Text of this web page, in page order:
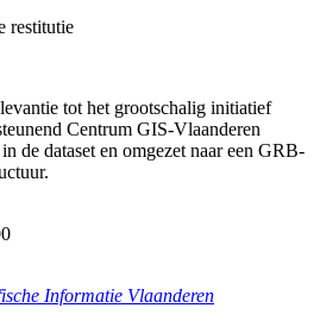
restitutie
tot het grootschalig initiatief
Centrum GIS-Vlaanderen
de dataset en omgezet naar een GRB-
Informatie Vlaanderen